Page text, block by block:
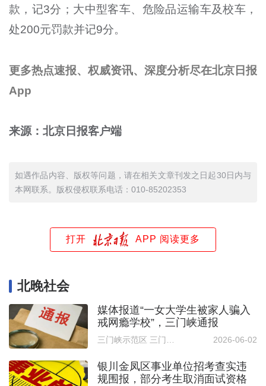
款，记3分；大中型客车、危险品运输车及校车，
处200元罚款并记9分。
更多热点速报、权威资讯、深度分析尽在北京日报
App
来源：北京日报客户端
如遇作品内容、版权等问题，请在相关文章刊发之日起30日内与
本网联系。版权侵权联系电话：010-85202353
打开 APP 阅读更多
北晚社会
媒体报道“一女大学生被家人骗入
戒网瘾学校”，三门峡通报
2026-06-02
银川金凤区事业单位招考查实违
规围报，部分考生取消面试资格